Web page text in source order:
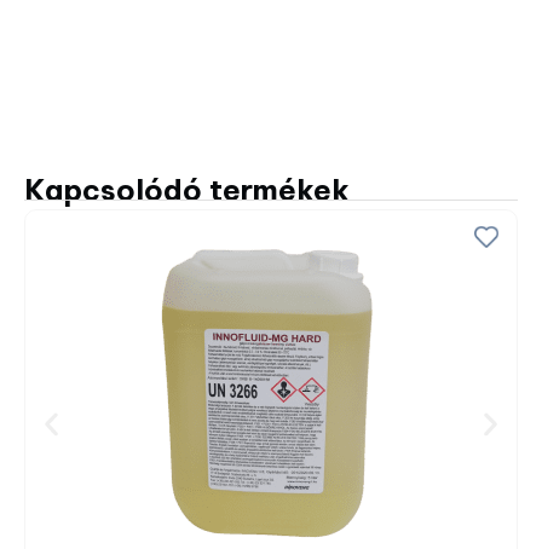
Kapcsolódó termékek